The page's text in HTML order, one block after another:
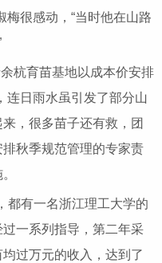
梅很感动，“当时他在山路
杭育苗基地以成本价安排
连日雨水虽引发了部分山
，很多苗子还有救，团
秋季规范管理的专家责
有一名浙江理工大学的
一系列指导，第二年采
过万元的收入，达到了